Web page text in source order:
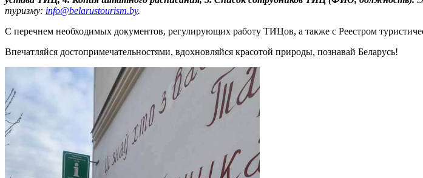
туризму: info@belarustourism.by.
С перечнем необходимых документов, регулирующих работу ТИЦов, а также с Реестром
Впечатляйся достопримечательностями, вдохновляйся красотой природы, познавай Беларусь!